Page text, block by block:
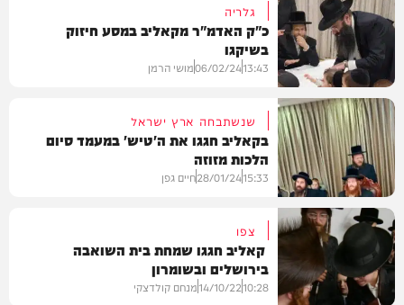
בחצרות הקודש
גלריה
כ"ק האדמ"ר מקאליב במסע חיזוק
בשיקגו
13:43
06/02/24מושי הרמן
גלריות
שנשתבחה ארץ ישראל
בקאליב חגגו את ה'טיש' במעמד סיום
הלכות מזוזה
15:33
28/01/24חיים גפן
צפו
קאליב חגגו שמחת בית השואבה
בירושלים ובשומרון
10:28
14/10/22מנחם קולדצקי